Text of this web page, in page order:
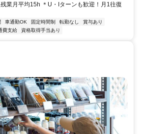
業月平均15h ＊U・Iターンも歓迎！月1往復
車通勤OK 固定時間制 転勤なし
賞与あり
費支給 資格取得手当あり